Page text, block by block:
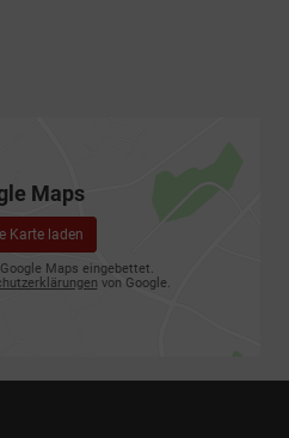
Maps
Karte laden
Maps eingebettet.
von Google.